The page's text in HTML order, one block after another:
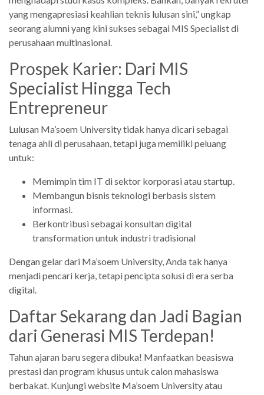
yang mengapresiasi keahlian teknis lulusan sini,” ungkap
seorang alumni yang kini sukses sebagai MIS Specialist di
perusahaan multinasional.
Prospek Karier: Dari MIS
Specialist Hingga Tech
Entrepreneur
Lulusan Ma’soem University tidak hanya dicari sebagai
tenaga ahli di perusahaan, tetapi juga memiliki peluang
untuk:
Memimpin tim IT di sektor korporasi atau startup.
Membangun bisnis teknologi berbasis sistem
informasi.
Berkontribusi sebagai konsultan digital
transformation untuk industri tradisional
Dengan gelar dari Ma’soem University, Anda tak hanya
menjadi pencari kerja, tetapi pencipta solusi di era serba
digital.
Daftar Sekarang dan Jadi Bagian
dari Generasi MIS Terdepan!
Tahun ajaran baru segera dibuka! Manfaatkan beasiswa
prestasi dan program khusus untuk calon mahasiswa
berbakat. Kunjungi website Ma’soem University atau